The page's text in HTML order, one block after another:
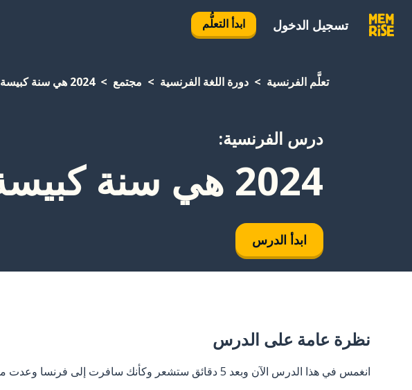
تسجيل الدخول ابدأ التعلُّم
تعلَّم الفرنسية دورة اللغة الفرنسية مجتمع 2024 هي سنة كبيسة
درس الفرنسية:
2024 هي سنة كبيسة
ابدأ الدرس
نظرة عامة على الدرس
انغمس في هذا الدرس الآن وبعد 5 دقائق ستشعر وكأنك سافرت إلى فرنسا وعدت مرة أخرى.